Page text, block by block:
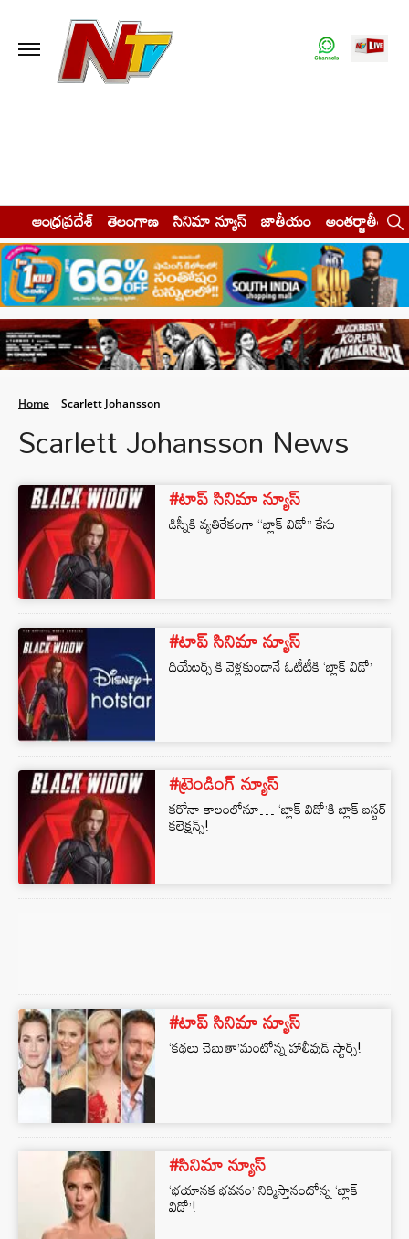
ఆంధ్రప్రదేశ్ తెలంగాణ సినిమా న్యూస్ జాతీయం అంతర్జాతీయం
Home Scarlett Johansson
Scarlett Johansson News
#టాప్ సినిమా న్యూస్
డిస్నీకి వ్యతిరేకంగా “బ్లాక్ విడో” కేసు
#టాప్ సినిమా న్యూస్
థియేటర్స్ కి వెళ్లకుండానే ఓటీటీకి ‘బ్లాక్ విడో’
#ట్రెండింగ్ న్యూస్
కరోనా కాలంలోనూ… ‘బ్లాక్ విడో’కి బ్లాక్ బస్టర్
కలెక్షన్స్!
#టాప్ సినిమా న్యూస్
‘కథలు చెబుతా’మంటోన్న హాలీవుడ్ స్టార్స్!
#సినిమా న్యూస్
‘భయానక భవనం’ నిర్మిస్తానంటోన్న ‘బ్లాక్
విడో’!